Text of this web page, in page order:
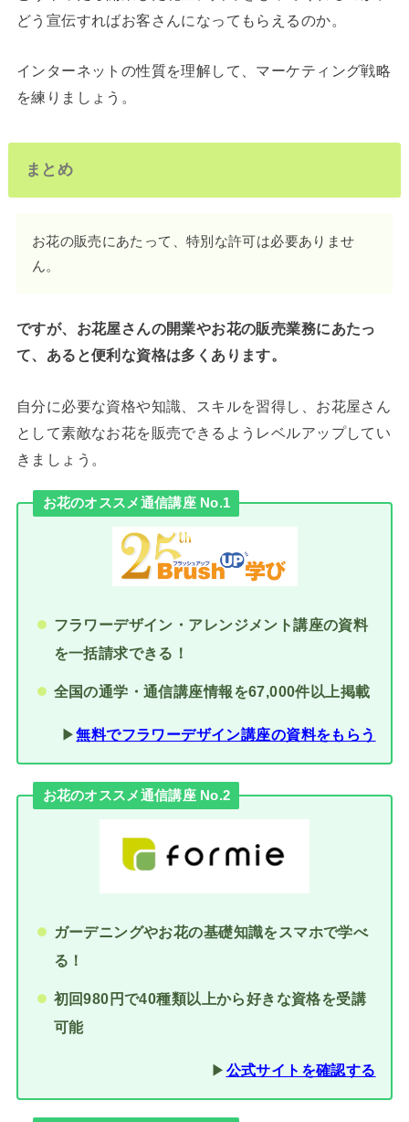
どう宣伝すればお客さんになってもらえるのか。
インターネットの性質を理解して、マーケティング戦略
を練りましょう。
まとめ
お花の販売にあたって、特別な許可は必要ありませ
ん。
ですが、お花屋さんの開業やお花の販売業務にあたっ
て、あると便利な資格は多くあります。
自分に必要な資格や知識、スキルを習得し、お花屋さん
として素敵なお花を販売できるようレベルアップしてい
きましょう。
お花のオススメ通信講座 No.1
フラワーデザイン・アレンジメント講座の資料
を一括請求できる！
全国の通学・通信講座情報を67,000件以上掲載
▶︎無料でフラワーデザイン講座の資料をもらう
お花のオススメ通信講座 No.2
ガーデニングやお花の基礎知識をスマホで学べ
る！
初回980円で40種類以上から好きな資格を受講
可能
▶︎ 公式サイトを確認する